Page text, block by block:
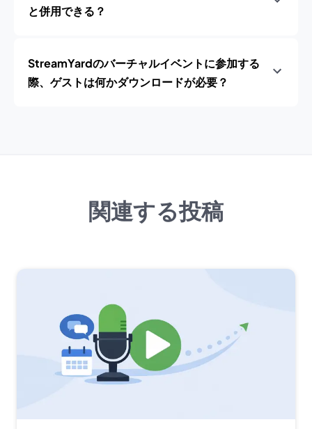
と併用できる？
StreamYardのバーチャルイベントに参加する
際、ゲストは何かダウンロードが必要？
関連する投稿